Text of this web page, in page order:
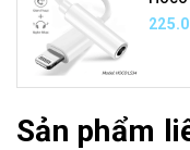
Sản phẩm